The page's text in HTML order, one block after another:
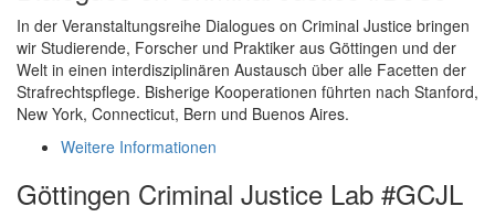
In der Veranstaltungsreihe Dialogues on Criminal Justice bringen
wir Studierende, Forscher und Praktiker aus Göttingen und der
Welt in einen interdisziplinären Austausch über alle Facetten der
Strafrechtspflege. Bisherige Kooperationen führten nach Stanford,
New York, Connecticut, Bern und Buenos Aires.
Weitere Informationen
Göttingen Criminal Justice Lab #GCJL